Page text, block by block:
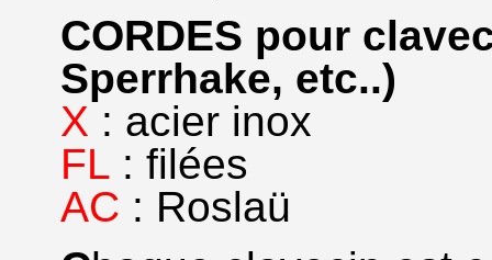
CORDES pour
Sperrhake, etc..)
X : acier inox
FL: filées
AC : Roslaü